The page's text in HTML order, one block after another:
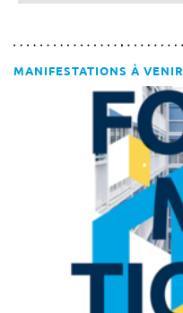
MANIFESTATIONS À VENIR